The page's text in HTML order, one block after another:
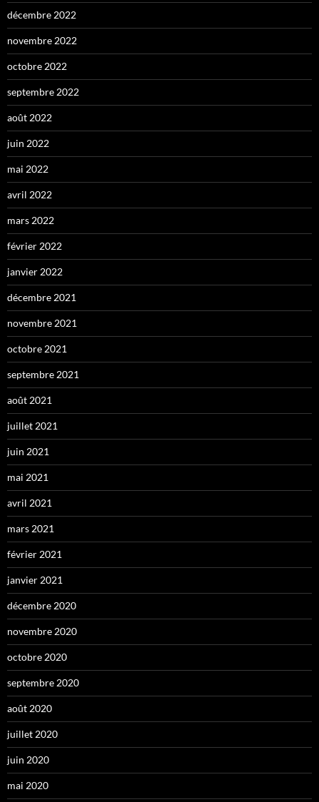
décembre 2022
novembre 2022
octobre 2022
septembre 2022
août 2022
juin 2022
mai 2022
avril 2022
mars 2022
février 2022
janvier 2022
décembre 2021
novembre 2021
octobre 2021
septembre 2021
août 2021
juillet 2021
juin 2021
mai 2021
avril 2021
mars 2021
février 2021
janvier 2021
décembre 2020
novembre 2020
octobre 2020
septembre 2020
août 2020
juillet 2020
juin 2020
mai 2020